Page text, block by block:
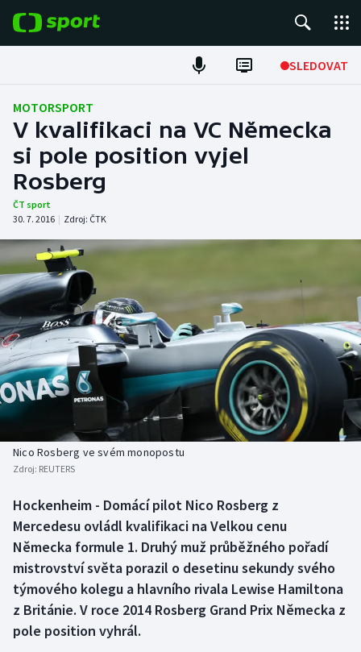
SLEDOVAT
Fotbal
Hokej
Tenis
Atletika
Cyklistika
DALŠÍ SPORTY
Americký fotbal
Baseball a softbal
Biatlon
Box
Curling
Dostihy
Florbal
NEPŘEHLÉDNĚTE
Soutěže
Historické návraty
Aplikace ČT sport
MOTORSPORT
V kvalifikaci na VC Německa
si pole position vyjel
Rosberg
ČT sport
30. 7. 2016 | Zdroj: ČTK
Nico Rosberg ve svém monopostu
Zdroj: REUTERS
Hockenheim - Domácí pilot Nico Rosberg z
Mercedesu ovládl kvalifikaci na Velkou cenu
Německa formule 1. Druhý muž průběžného pořadí
mistrovství světa porazil o desetinu sekundy svého
týmového kolegu a hlavního rivala Lewise Hamiltona
z Británie. V roce 2014 Rosberg Grand Prix Německa z
pole position vyhrál.